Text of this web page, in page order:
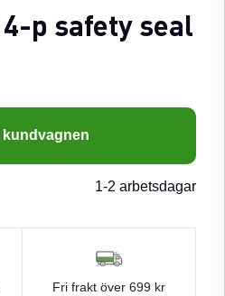
4-p safety seal
kundvagnen
1-2 arbetsdagar
Fri frakt över 699 kr